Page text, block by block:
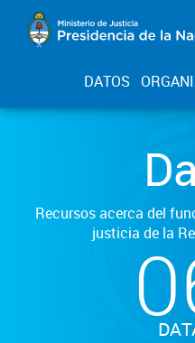
DATOS
Recursos acerca del
justicia de la